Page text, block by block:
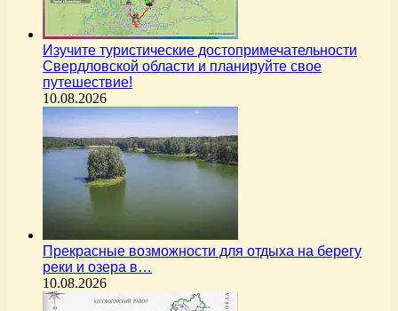
Изучите туристические достопримечательности
Свердловской области и планируйте свое
путешествие!
10.08.2026
Прекрасные возможности для отдыха на берегу
реки и озера в…
10.08.2026